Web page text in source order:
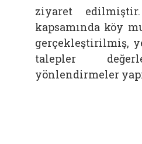
ziyaret
kapsamında köy
gerçekleştirilmiş,
talepler
yönlendirmeler